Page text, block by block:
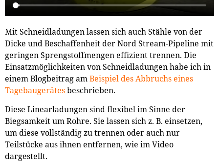
Mit Schneidladungen lassen sich auch Stähle von der
Dicke und Beschaffenheit der Nord Stream-Pipeline mit
geringen Sprengstoffmengen effizient trennen. Die
Einsatzmöglichkeiten von Schneidladungen habe ich in
einem Blogbeitrag amBeispiel des Abbruchs eines
Tagebaugerätesbeschrieben.
Diese Linearladungen sind flexibel im Sinne der
Biegsamkeit um Rohre. Sie lassen sich z. B. einsetzen,
um diese vollständig zu trennen oder auch nur
Teilstücke aus ihnen entfernen, wie im Video
dargestellt.